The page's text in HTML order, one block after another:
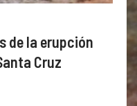
de la erupción
Cruz